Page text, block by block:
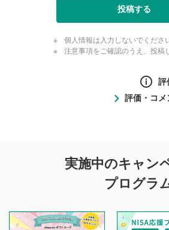
投稿する
個人情報は入力しないでくださ
注意事項をご確認のうえ、投稿
評
評価・コメ
投稿に関する
を目的として、各動画コンテンツに、
投稿ができます。利用者は以下の注意
実施中のキャン
プログラ